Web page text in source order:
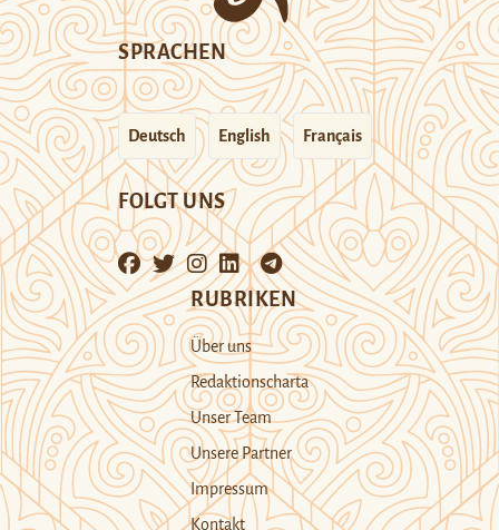
SPRACHEN
Deutsch English Français
FOLGT UNS
RUBRIKEN
Über uns
Redaktionscharta
Unser Team
Unsere Partner
Impressum
Kontakt